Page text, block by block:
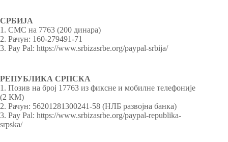
СРБИЈА
1. СМС на 7763 (200 динара)
2. Рачун: 160-279491-71
3. Pay Pal: https://www.srbizasrbe.org/paypal-srbija/
РЕПУБЛИКА СРПСКА
1. Позив на број 17763 из фиксне и мобилне телефоније
(2 КМ)
2. Рачун: 56201281300241-58 (НЛБ развојна банка)
3. Pay Pal: https://www.srbizasrbe.org/paypal-republika-
srpska/